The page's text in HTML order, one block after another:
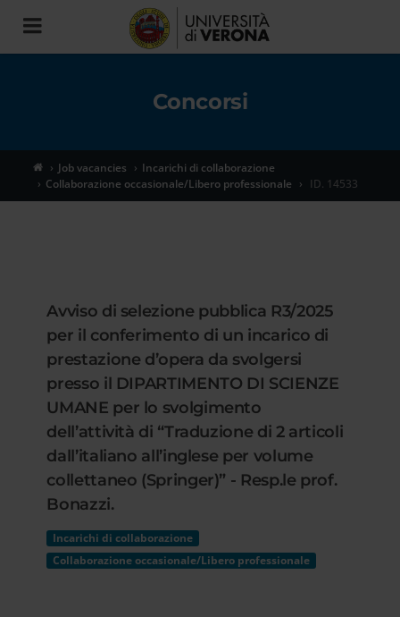
Toggle
navigation
Concorsi
Job vacancies
Incarichi di collaborazione
Collaborazione occasionale/Libero professionale
ID. 14533
Avviso di selezione pubblica R3/2025
per il conferimento di un incarico di
prestazione d’opera da svolgersi
presso il DIPARTIMENTO DI SCIENZE
UMANE per lo svolgimento
dell’attività di “Traduzione di 2 articoli
dall’italiano all’inglese per volume
collettaneo (Springer)” - Resp.le prof.
Bonazzi.
Incarichi di collaborazione
Collaborazione occasionale/Libero professionale